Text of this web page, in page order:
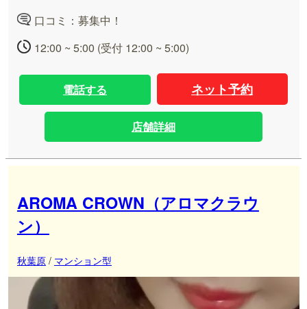
口コミ：募集中！
12:00 ~ 5:00 (受付 12:00 ~ 5:00)
電話する ネット予約
店舗詳細
AROMA CROWN（アロマクラウ
ン）
秋葉原/ マンション型